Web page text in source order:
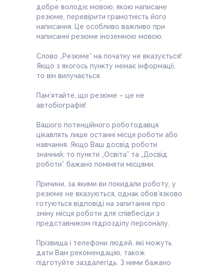
добре володіє мовою, якою написане
резюме, перевірити грамотність його
написання. Це особливо важливо при
написанні резюме іноземною мовою.
Слово „Резюме” на початку не вказується!
Якщо з якогось пункту немає інформації,
то він вилучається.
Пам’ятайте, що резюме – це не
автобіографія!
Вашого потенційного роботодавця
цікавлять лише останні місця роботи або
навчання. Якщо Ваш досвід роботи
значний, то пункти „Освіта” та „Досвід
роботи” бажано поміняти місцями.
Причини, за якими ви покидали роботу, у
резюме не вказуються, однак обов’язково
готуються відповіді на запитання про
зміну місця роботи для співбесіди з
представником підрозділу персоналу.
Прізвища і телефони людей, які можуть
дати Вам рекомендацію, також
підготуйте заздалегідь. З ними бажано